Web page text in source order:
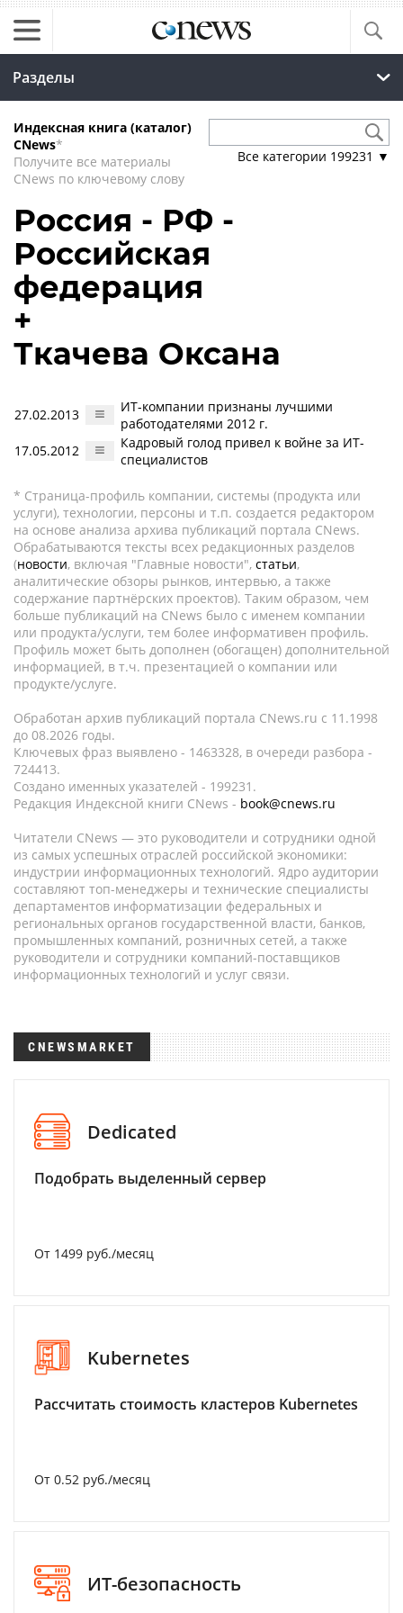
Разделы
Индексная книга (каталог)
CNews*
Получите все материалы
CNews по ключевому слову
Все категории 199231 ▼
Россия - РФ -
Российская
федерация
+
Ткачева Оксана
27.02.2013
ИТ-компании признаны лучшими
работодателями 2012 г.
17.05.2012
Кадровый голод привел к войне за ИТ-
специалистов
* Страница-профиль компании, системы (продукта или
услуги), технологии, персоны и т.п. создается редактором
на основе анализа архива публикаций портала CNews.
Обрабатываются тексты всех редакционных разделов
(новости, включая "Главные новости", статьи,
аналитические обзоры рынков, интервью, а также
содержание партнёрских проектов). Таким образом, чем
больше публикаций на CNews было с именем компании
или продукта/услуги, тем более информативен профиль.
Профиль может быть дополнен (обогащен) дополнительной
информацией, в т.ч. презентацией о компании или
продукте/услуге.
Обработан архив публикаций портала CNews.ru c 11.1998
до 08.2026 годы.
Ключевых фраз выявлено - 1463328, в очереди разбора -
724413.
Создано именных указателей - 199231.
Редакция Индексной книги CNews - book@cnews.ru
Читатели CNews — это руководители и сотрудники одной
из самых успешных отраслей российской экономики:
индустрии информационных технологий. Ядро аудитории
составляют топ-менеджеры и технические специалисты
департаментов информатизации федеральных и
региональных органов государственной власти, банков,
промышленных компаний, розничных сетей, а также
руководители и сотрудники компаний-поставщиков
информационных технологий и услуг связи.
CNEWSMARKET
Dedicated
Подобрать выделенный сервер
От 1499 руб./месяц
Kubernetes
Рассчитать стоимость кластеров Kubernetes
От 0.52 руб./месяц
ИТ-безопасность